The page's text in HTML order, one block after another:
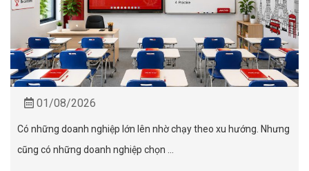
01/08/2026
Có những doanh nghiệp lớn lên nhờ chạy theo xu hướng. Nhưng
cũng có những doanh nghiệp chọn ...